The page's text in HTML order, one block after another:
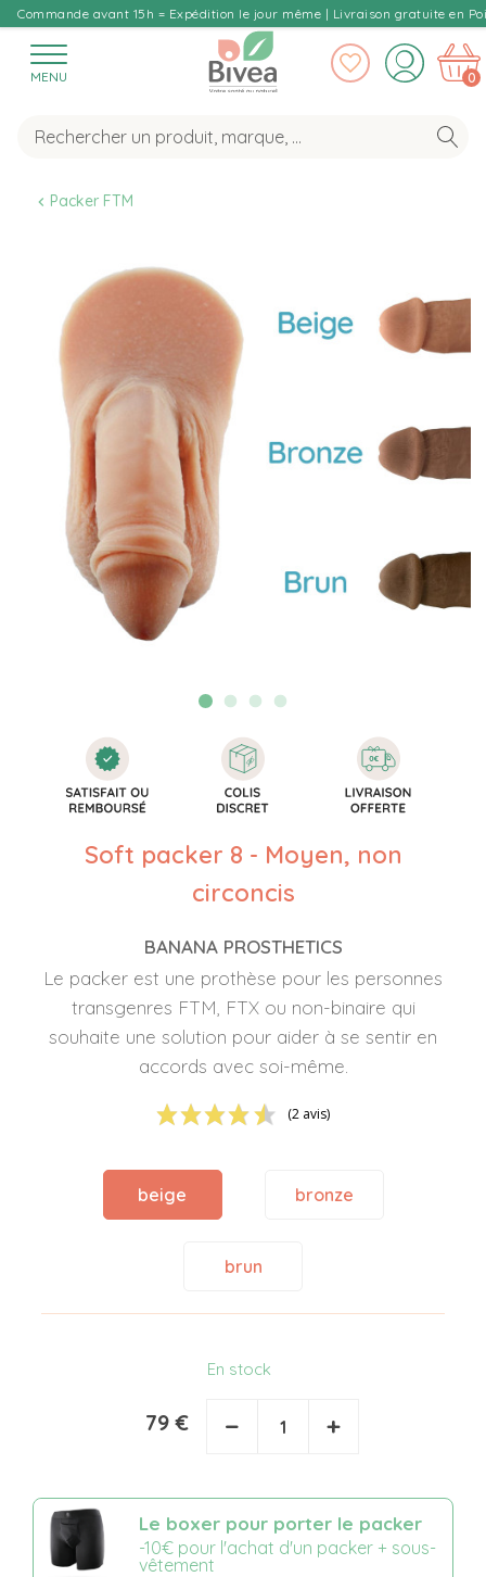
Commande avant 15h = Expédition le jour même | Livraison gratuite en
MENU 0
Packer FTM
Soft packer 8 - Moyen, non
circoncis
BANANA PROSTHETICS
Le packer est une prothèse pour les personnes
transgenres FTM, FTX ou non-binaire qui
souhaite une solution pour aider à se sentir en
accords avec soi-même.
(2 avis)
beige bronze
brun
En stock
79 € − +
Le boxer pour porter le packer
-10€ pour l'achat d'un packer + sous-
vêtement